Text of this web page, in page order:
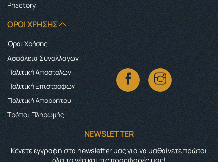
Phactory
ΌΡΟΙ ΧΡΉΣΗΣ
Όροι Χρήσης
Ασφάλεια Συναλλαγών
Πολιτική Αποστολών
Πολιτική Επιστροφών
Πολιτική Απορρήτου
Τρόποι Πληρωμής
NEWSLETTER
Κάνετε εγγραφή στο newsletter μας για να μαθαίνετε πρώτοι
όλα τα νέα και τις προσφορές μας!